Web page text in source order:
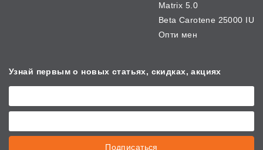
Matrix 5.0
Beta Carotene 25000 IU
Опти мен
Узнай первым о новых статьях, скидках, акциях
Подписаться